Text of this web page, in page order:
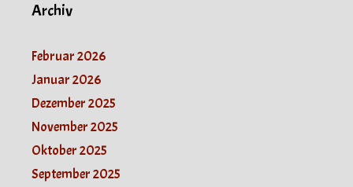
Archiv
Februar 2026
Januar 2026
Dezember 2025
November 2025
Oktober 2025
September 2025